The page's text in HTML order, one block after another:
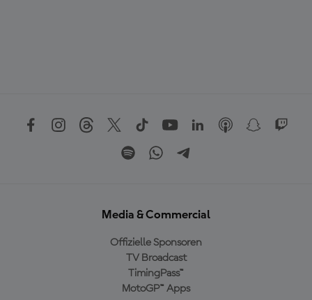
Media & Commercial
Offizielle Sponsoren
TV Broadcast
TimingPass™
MotoGP™ Apps